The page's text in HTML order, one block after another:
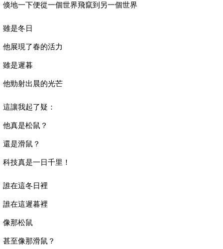
倏地一下便從一個世界飛竄到另一個世界
雖是冬日
他展現了春的活力
雖是遲暮
他勁射出晨的光芒
這讓我起了疑：
他真是松鼠？
還是滑鼠？
科技真是一日千里！
誰在這冬日裡
誰在這遲暮裡
像那松鼠
甚至像那滑鼠？